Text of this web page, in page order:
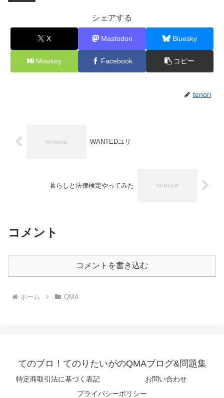
シェアする
X Mastodon Bluesky
Misskey Facebook コピー
tenori
WANTEDユリ
暮らしと法律検定やってみた
コメント
コメントを書き込む
ホーム QMA
てのブロ！てのりたいがのQMAブログ&問題集
特定商取引法に基づく表記
お問い合わせ
プライバシーポリシー